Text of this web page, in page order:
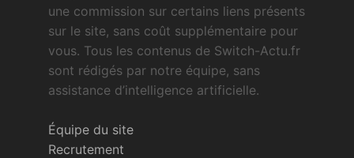
une commission sur certains liens présents
sur le site, sans coût supplémentaire pour
vous. Tous les contenus de Switch-Actu.fr
sont rédigés par notre équipe, sans
assistance d’intelligence artificielle.
Équipe du site
Recrutement